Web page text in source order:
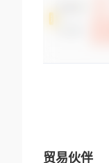
贸易伙伴